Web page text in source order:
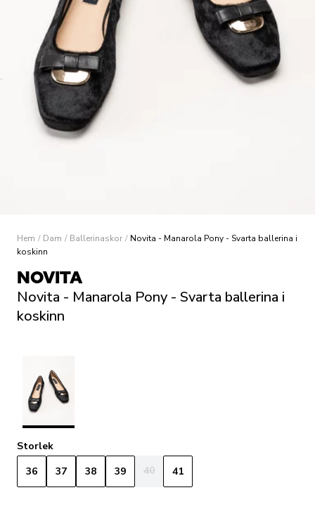
Hem / Dam / Ballerinaskor / Novita - Manarola Pony - Svarta ballerina i
koskinn
NOVITA
Novita - Manarola Pony - Svarta ballerina i
koskinn
Storlek
36
37 38 39 40 41